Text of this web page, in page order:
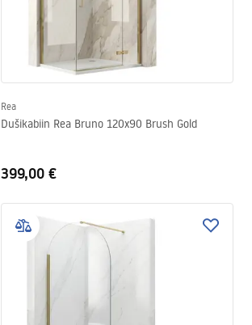
Rea
Dušikabiin Rea Bruno 120x90 Brush Gold
399,00 €